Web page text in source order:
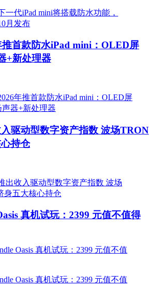
推首款防水iPad mini：OLED屏
+新处理器
驱动型数字资产指数 波场TRON
持仓
真机试玩：2399 元值不值得